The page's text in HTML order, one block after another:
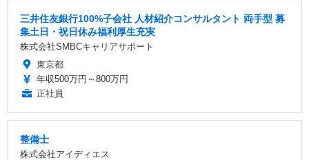
三井住友銀行100%子会社 人材紹介コンサルタント 両手型 募
集土日・祝日休み福利厚生充実
株式会社SMBCキャリアサポート
東京都
年収500万円～800万円
正社員
整備士
株式会社アイディエス